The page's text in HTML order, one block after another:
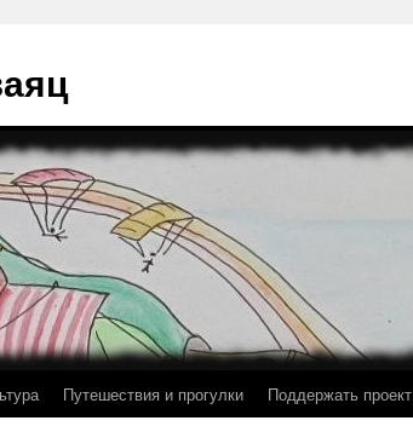
Путешествия и прогулки Поддержать проект